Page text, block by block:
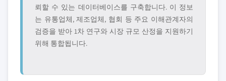
뢰할 수 있는 데이터베이스를 구축합니다. 이 정보
는 유통업체, 제조업체, 협회 등 주요 이해관계자의
검증을 받아 1차 연구와 시장 규모 산정을 지원하기
위해 통합됩니다.